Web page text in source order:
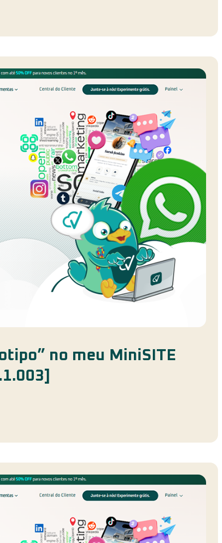
no meu MiniSITE